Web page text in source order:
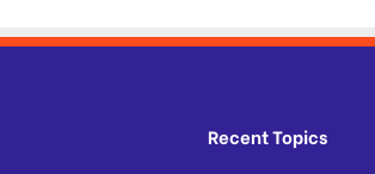
Recent Topics